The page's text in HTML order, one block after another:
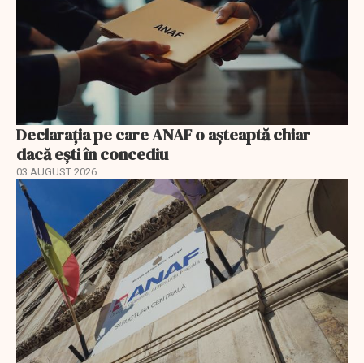
Declarația pe care ANAF o așteaptă chiar
dacă ești în concediu
03 AUGUST 2026